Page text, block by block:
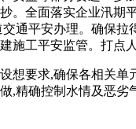
。全面落实企业汛
通平安办理。确保
施工平安监管。打点
要求,确保各相关单
,精确控制水情及恶